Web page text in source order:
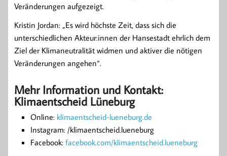
Veränderungen aufgezeigt.
Kristin Jordan: „Es wird höchste Zeit, dass sich die
unterschiedlichen Akteur:innen der Hansestadt ehrlich dem
Ziel der Klimaneutralität widmen und aktiver die nötigen
Veränderungen angehen“.
Mehr Information und Kontakt:
Klimaentscheid Lüneburg
Online: klimaentscheid-lueneburg.de
Instagram: /klimaentscheid.lueneburg
Facebook: facebook.com/klimaentscheid.lueneburg